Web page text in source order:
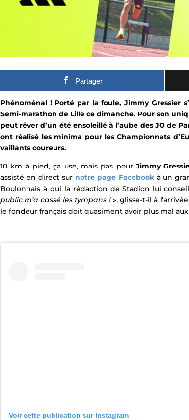
Partager
Phénoménal ! Porté par la foule, Jimmy Gressier
Semi-marathon de Lille ce dimanche. Pour son
peut rêver d’un été ensoleillé à l’aube des JO de
ont réalisé les minima pour les Championnats
vaillants coureurs.
10 km à pied, ça use, mais pas pour Jimmy
assisté en direct sur notre page Facebookà un
Boulonnais à qui la rédaction de Stadion lui
public m’a cassé les tympans !», glisse-t-il à
le fondeur français doit quasiment avoir plus mal aux
Voir cette publication sur Instagram